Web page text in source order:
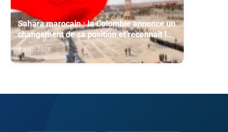
Sahara marocain : la Colombie annonce un
changement de sa position et reconnaît la
souveraineté du Maroc sur son Sahara
8 août 2026